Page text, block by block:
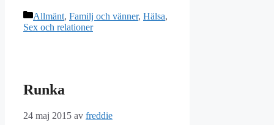
Kategorier
Allmänt, Familj och vänner, Hälsa,
Sex och relationer
Runka
24 maj 2015 av freddie